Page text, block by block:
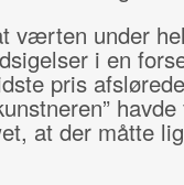
værten under
i en
pris
at der måtte